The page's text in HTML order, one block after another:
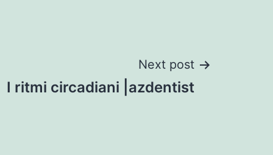
Next post
I ritmi circadiani |azdentist